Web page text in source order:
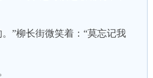
柳长街微笑着：“莫忘记我